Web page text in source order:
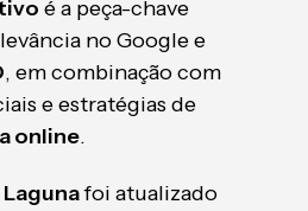
é a peça-chave
no Google e
, em combinação com
e estratégias de
online.
foi atualizado